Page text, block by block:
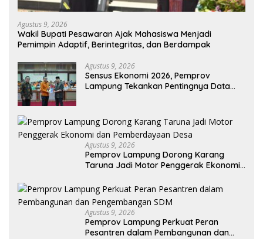
Agustus 9, 2026
Wakil Bupati Pesawaran Ajak Mahasiswa Menjadi
Pemimpin Adaptif, Berintegritas, dan Berdampak
Agustus 9, 2026
Sensus Ekonomi 2026, Pemprov
Lampung Tekankan Pentingnya Data
Agustus 9, 2026
Pemprov Lampung Dorong Karang
Taruna Jadi Motor Penggerak Ekonomi
Agustus 9, 2026
Pemprov Lampung Perkuat Peran
Pesantren dalam Pembangunan dan